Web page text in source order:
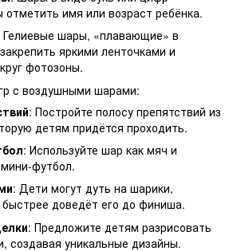
отметить имя или возраст ребёнка.
Гелиевые шары, «плавающие» в
яркими ленточками и
фотозоны.
с воздушными шарами:
: Постройте полосу препятствий из
детям придётся проходить.
: Используйте шар как мяч и
футбол.
: Дети могут дуть на шарики,
быстрее доведёт его до финиша.
: Предложите детям разрисовать
создавая уникальные дизайны.